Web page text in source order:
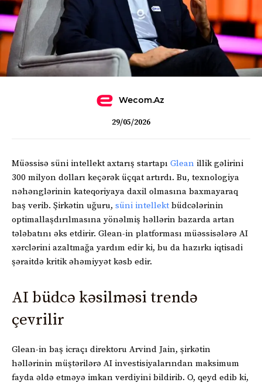
Wecom.az
29/05/2026
Müəssisə süni intellekt axtarış startapı Glean illik gəlirini
300 milyon dolları keçərək üçqat artırdı. Bu, texnologiya
nəhənglərinin kateqoriyaya daxil olmasına baxmayaraq
baş verib. Şirkətin uğuru, süni intellekt büdcələrinin
optimallaşdırılmasına yönəlmiş həllərin bazarda artan
tələbatını əks etdirir. Glean-in platforması müəssisələrə AI
xərclərini azaltmağa yardım edir ki, bu da hazırkı iqtisadi
şəraitdə kritik əhəmiyyət kəsb edir.
AI büdcə kəsilməsi trendə
çevrilir
Glean-in baş icraçı direktoru Arvind Jain, şirkətin
həllərinin müştərilərə AI investisiyalarından maksimum
fayda əldə etməyə imkan verdiyini bildirib. O, qeyd edib ki,